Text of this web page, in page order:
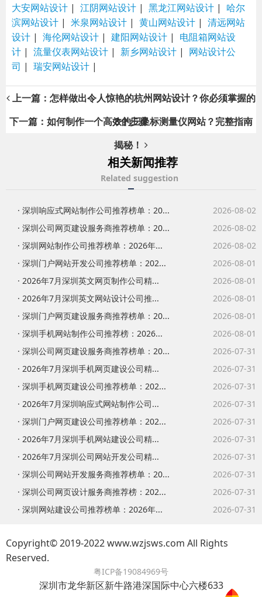
大安网站设计 | 江阴网站设计 | 黑龙江网站设计 | 哈尔
滨网站设计 | 米泉网站设计 | 黄山网站设计 | 清远网站
设计 | 海伦网站设计 | 建阳网站设计 | 电阻箱网站设
计 | 流量仪表网站设计 | 新乡网站设计 | 网站设计公
司 | 瑞安网站设计 |
上一篇：怎样做出令人惊艳的杭州网站设计？你必须掌握的
8个步骤
下一篇：如何制作一个高效的三坐标测量仪网站？完整指南
揭秘！
相关新闻推荐
Related suggestion
· 深圳响应式网站制作公司推荐榜单：20...
2026-08-02
· 深圳公司网页建设服务商推荐榜单：20...
2026-08-02
· 深圳网站制作公司推荐榜单：2026年...
2026-08-02
· 深圳门户网站开发公司推荐榜单：202...
2026-08-01
· 2026年7月深圳英文网页制作公司精...
2026-08-01
· 2026年7月深圳英文网站设计公司推...
2026-08-01
· 深圳门户网页建设服务商推荐榜单：20...
2026-08-01
· 深圳手机网站制作公司推荐榜：2026...
2026-08-01
· 深圳公司网页建设服务商推荐榜单：20...
2026-07-31
· 2026年7月深圳手机网页建设公司精...
2026-07-31
· 深圳手机网页建设公司推荐榜单：202...
2026-07-31
· 2026年7月深圳响应式网站制作公司...
2026-07-31
· 深圳门户网页建设公司推荐榜单：202...
2026-07-31
· 2026年7月深圳手机网站建设公司精...
2026-07-31
· 2026年7月深圳公司网站开发公司精...
2026-07-31
· 深圳公司网站开发服务商推荐榜单：20...
2026-07-31
· 深圳公司网页设计服务商推荐榜：202...
2026-07-31
· 深圳网站建设公司推荐榜单：2026年...
2026-07-31
Copyright© 2019-2022 www.wzjsws.com All Rights
Reserved.
粤ICP备19084969号
深圳市龙华新区新牛路港深国际中心六楼633